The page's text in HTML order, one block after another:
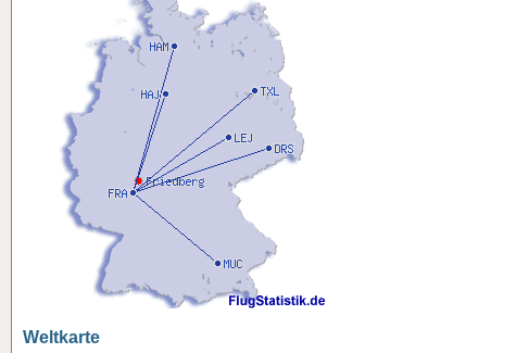
Weltkarte